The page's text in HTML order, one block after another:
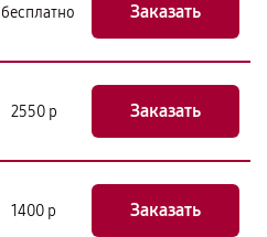
бесплатно Заказать
2550 р Заказать
1400 р Заказать